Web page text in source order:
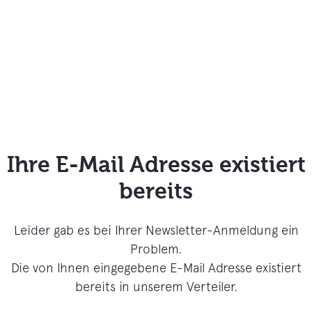
Ihre E-Mail Adresse existiert
bereits
Leider gab es bei Ihrer Newsletter-Anmeldung ein
Problem.
Die von Ihnen eingegebene E-Mail Adresse existiert
bereits in unserem Verteiler.